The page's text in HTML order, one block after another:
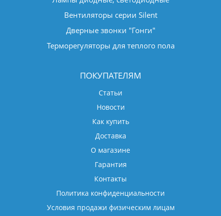
Вентиляторы серии Silent
Дверные звонки "Гонги"
Терморегуляторы для теплого пола
ПОКУПАТЕЛЯМ
Статьи
Новости
Как купить
Доставка
О магазине
Гарантия
Контакты
Политика конфиденциальности
Условия продажи физическим лицам